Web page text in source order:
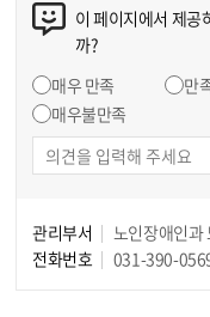
이 페이지에서 제공
까?
매우 만족
만
매우불만족
관리부서
노인장애인과
전화번호
031-390-